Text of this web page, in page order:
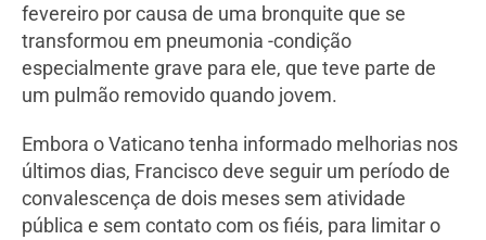
fevereiro por causa de uma bronquite que se
transformou em pneumonia -condição
especialmente grave para ele, que teve parte de
um pulmão removido quando jovem.
Embora o Vaticano tenha informado melhorias nos
últimos dias, Francisco deve seguir um período de
convalescença de dois meses sem atividade
pública e sem contato com os fiéis, para limitar o